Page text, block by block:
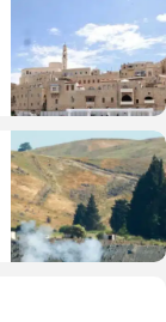
פוליטי
מזג האוויר